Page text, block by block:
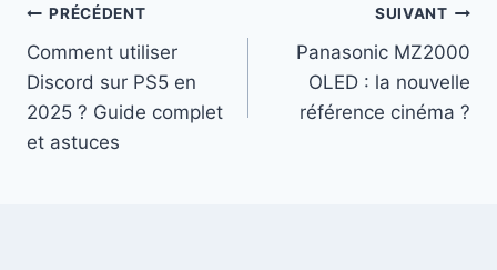
Navigation
de
l’article
PRÉCÉDENT
Comment utiliser
Discord sur PS5 en
2025 ? Guide complet
et astuces
SUIVANT
Panasonic MZ2000
OLED : la nouvelle
référence cinéma ?